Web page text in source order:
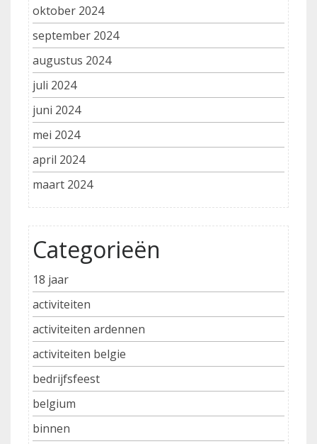
oktober 2024
september 2024
augustus 2024
juli 2024
juni 2024
mei 2024
april 2024
maart 2024
Categorieën
18 jaar
activiteiten
activiteiten ardennen
activiteiten belgie
bedrijfsfeest
belgium
binnen